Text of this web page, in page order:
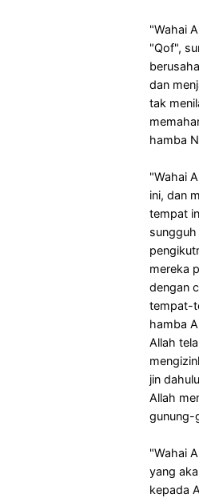
"Wahai
"Qof",
dan
tak
hamba
"Wahai
ini, dan
tempat
mereka
dengan
tempat-
hamba
Allah
jin
Allah
gunung-
"Wahai
yang
kepada